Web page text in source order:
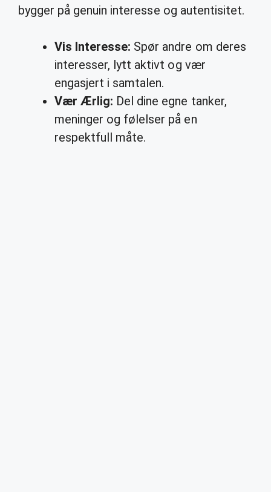
bygger på genuin interesse og autentisitet.
Vis Interesse: Spør andre om deres
interesser, lytt aktivt og vær
engasjert i samtalen.
Vær Ærlig: Del dine egne tanker,
meninger og følelser på en
respektfull måte.